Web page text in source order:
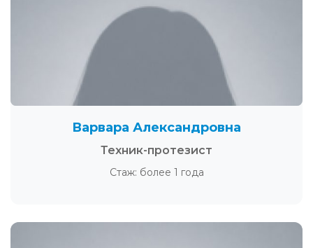
Варвара Александровна
Техник-протезист
Стаж: более 1 года